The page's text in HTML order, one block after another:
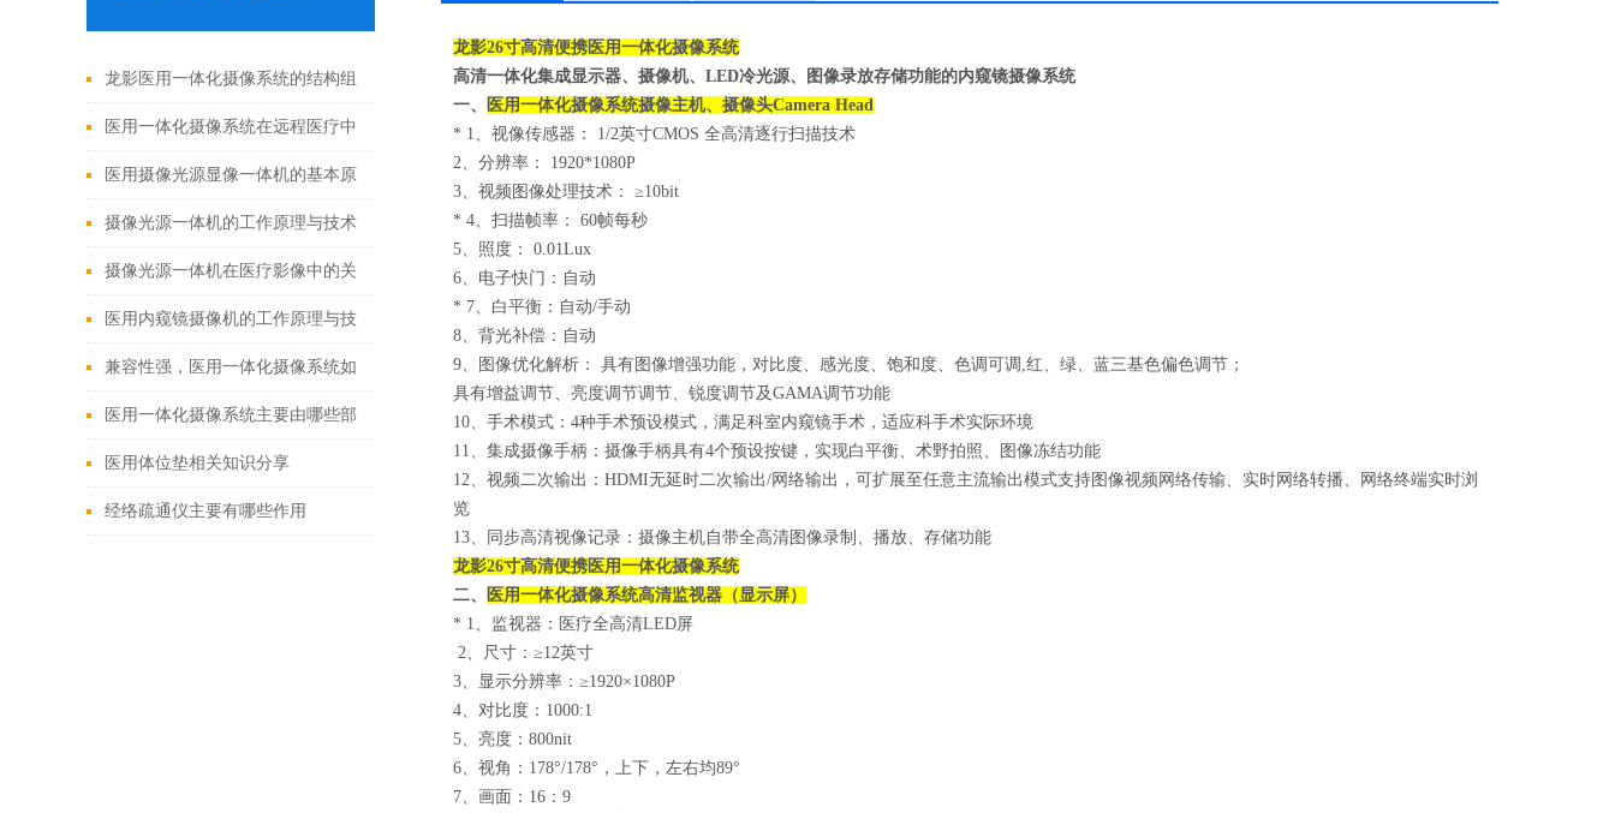
龙影医用一体化摄像系统的结构组
成与功能优势
医用一体化摄像系统在远程医疗中
的应用
医用摄像光源显像一体机的基本原
理与构成
摄像光源一体机的工作原理与技术
解析
摄像光源一体机在医疗影像中的关
键作用
医用内窥镜摄像机的工作原理与技
术创新
兼容性强，医用一体化摄像系统如
何改变现有医疗设备格局？
医用一体化摄像系统主要由哪些部
分组成？
医用体位垫相关知识分享
经络疏通仪主要有哪些作用
龙影26寸高清便携医用一体化摄像系统
高清一体化集成显示器、摄像机、LED冷光源、图像录放存储功能的内窥镜摄像系统
一、
医用一体化摄像系统摄像主机、摄像头Camera Head
* 1、视像传感器： 1/2英寸CMOS 全高清逐行扫描技术
2、分辨率： 1920*1080P
3、视频图像处理技术： ≥10bit
* 4、扫描帧率： 60帧每秒
5、照度： 0.01Lux
6、电子快门：自动
* 7、白平衡：自动/手动
8、背光补偿：自动
9、图像优化解析： 具有图像增强功能，对比度、感光度、饱和度、色调可调,红、绿、蓝三基色偏色调节；
具有增益调节、亮度调节调节、锐度调节及GAMA调节功能
10、手术模式：4种手术预设模式，满足科室内窥镜手术，适应科手术实际环境
11、集成摄像手柄：摄像手柄具有4个预设按键，实现白平衡、术野拍照、图像冻结功能
12、视频二次输出：HDMI无延时二次输出/网络输出，可扩展至任意主流输出模式支持图像视频网络传输、实时网络转播、网络终端实时浏
览
13、同步高清视像记录：摄像主机自带全高清图像录制、播放、存储功能
龙影26寸高清便携医用一体化摄像系统
二、
医用一体化摄像系统高清监视器（显示屏）
* 1、监视器：医疗全高清LED屏
2、尺寸：≥12英寸
3、显示分辨率：≥1920×1080P
4、对比度： 1000:1
5、亮度： 800nit
6、视角：178°/178°，上下，左右均89°
7、画面：16：9